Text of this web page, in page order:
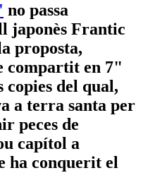
no passa
japonès Frantic
proposta,
compartit en 7"
copies del qual,
a terra santa per
peces de
capítol a
ha conquerit el